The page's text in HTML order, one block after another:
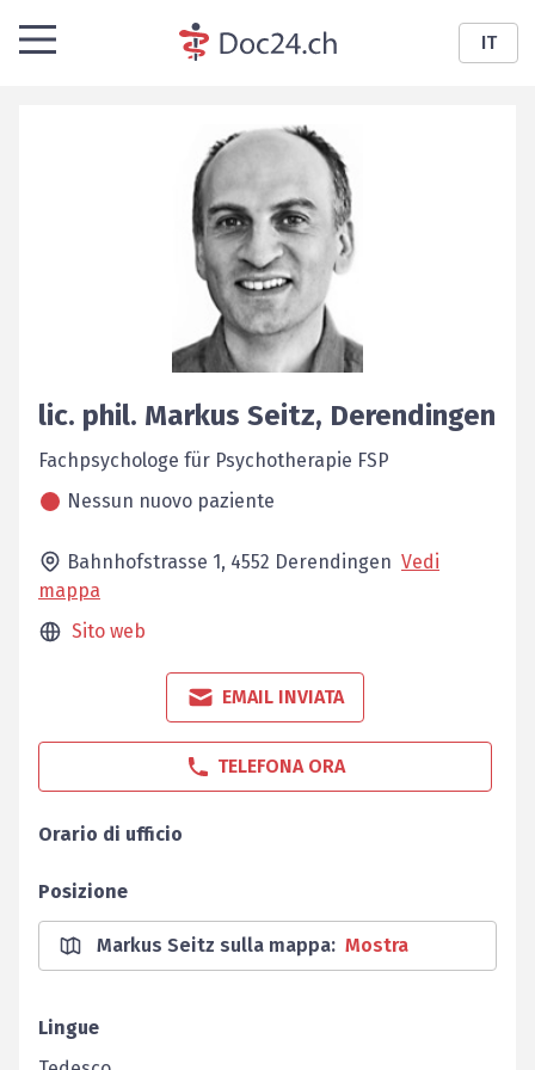
IT
lic. phil. Markus Seitz, Derendingen
Fachpsychologe für Psychotherapie FSP
Nessun nuovo paziente
Bahnhofstrasse 1, 4552 Derendingen Vedi
mappa
Sito web
EMAIL INVIATA
TELEFONA ORA
Orario di ufficio
Posizione
Markus Seitz sulla mappa: Mostra
Lingue